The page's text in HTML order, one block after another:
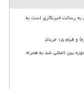
به رسالت خبرنگاری است به
۱۵ خرداد
بین المللی شد به همراه